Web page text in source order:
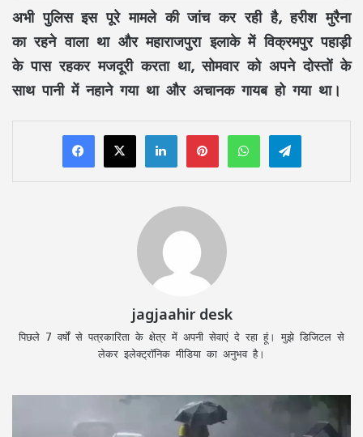
अभी पुलिस इस पूरे मामले की जांच कर रही है, हरीश मुरैना
का रहने वाला था और महाराजपुरा इलाके में विक्रमपुर पहाड़ी
के पास रहकर मजदूरी करता था, सोमवार को अपने दोस्तों के
साथ पानी में नहाने गया था और अचानक गायब हो गया था।
LinkedInPinterestWhatsAppTelegram
jagjaahir desk
पिछले 7 वर्षों से पत्रकारिता के क्षेत्र में अपनी सेवाएं दे रहा हूं। मुझे डिजिटल से
लेकर इलेक्ट्रॉनिक मीडिया का अनुभव है।